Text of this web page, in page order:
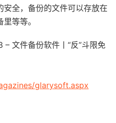
全，备份的文件可以存放在
等等。
glarysoft.aspx